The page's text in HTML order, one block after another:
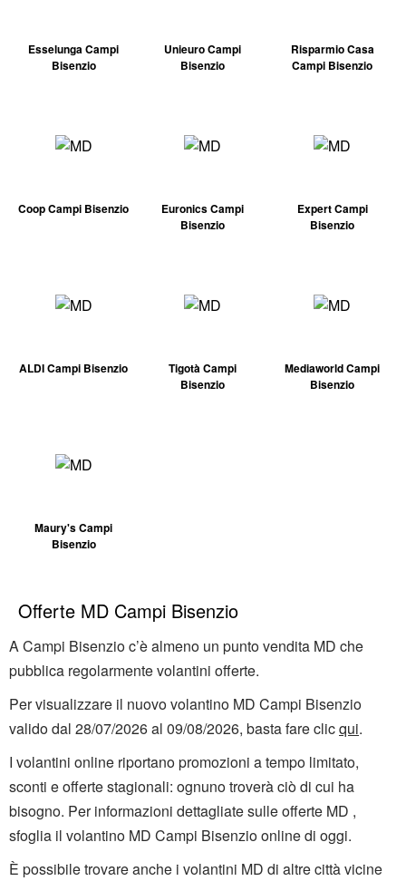
Esselunga Campi
Bisenzio
Unieuro Campi
Bisenzio
Risparmio Casa
Campi Bisenzio
Coop Campi Bisenzio
Euronics Campi
Bisenzio
Expert Campi
Bisenzio
ALDI Campi Bisenzio
Tigotà Campi
Bisenzio
Mediaworld Campi
Bisenzio
Maury's Campi
Bisenzio
Offerte MD Campi Bisenzio
A Campi Bisenzio c’è almeno un punto vendita MD che
pubblica regolarmente volantini offerte.
Per visualizzare il nuovo volantino MD Campi Bisenzio
valido dal 28/07/2026 al 09/08/2026, basta fare clicqui.
I volantini online riportano promozioni a tempo limitato,
sconti e offerte stagionali: ognuno troverà ciò di cui ha
bisogno. Per informazioni dettagliate sulle offerte MD ,
sfoglia il volantino MD Campi Bisenzio online di oggi.
È possibile trovare anche i volantini MD di altre città vicine